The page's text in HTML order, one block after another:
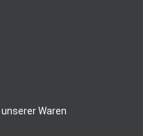
Waren